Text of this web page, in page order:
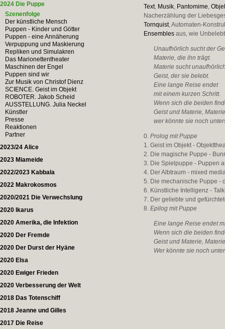
2024 Die Puppe
Szenenfolge
Der künstliche Mensch
Puppen - Kinder und Götter
Puppen - eine Annäherung
Verpuppung und Maskierung
Repliken und Simulakren
Das Marionettentheater
Maschinen der Engel
Puppen sind wir
Zur Musik von Christof Dienz
SCIENCE. Geist im Objekt
ROBOTER. Jakob Scheid
AUSSTELLUNG. Julia Neckel
Künstler
Presse
Reaktionen
Partner
2023/24 Alice
2023 Miameide
2022/2023 Kabbala
2022 Makrokosmos
2020/2021 Die Verwechslung
2020 Ikarus
2020 Amerika, die Infektion
2020 Der Fremde
2020 Der Durst der Hyäne
2020 Elsa
2020 Ewiger Frieden
2020 Verbesserung der Welt
2018 Das Totenschiff
2018 Jeanne und Gilles
2017 Die Reise
Text, Musik, Pantomime,
Nacherzählung der
Tornquist, Automaten-
Ensembles aus, wie
Unaufhörlich sucht der
Materie, die ihn trägt.
Materie sucht
Geist, der sie belebt.
Eine lange Reise endet
mit einem kurzen Schritt.
Wenn sich die beiden
Geist und Materie,
wer könnte sie noch
0.Prolog mit Puppe
1. Geist im Objekt -
2. Die magische Puppe -
3. Die Spielpuppe - Puppen
4. Der Albtraum - mixed
5. Die mechanische Puppe -
6. Künstliche Intelligenz -
7. Der geliebte und
8.Epilog mit Puppe
Eine lange Reise endet
Wenn sich die beiden
Geist und Materie,
Wer könnte sie noch